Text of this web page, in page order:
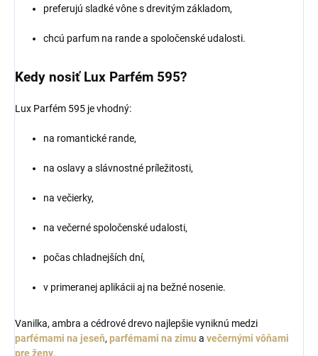
preferujú sladké vône s drevitým základom,
chcú parfum na rande a spoločenské udalosti.
Kedy nosiť Lux Parfém 595?
Lux Parfém 595 je vhodný:
na romantické rande,
na oslavy a slávnostné príležitosti,
na večierky,
na večerné spoločenské udalosti,
počas chladnejších dní,
v primeranej aplikácii aj na bežné nosenie.
Vanilka, ambra a cédrové drevo najlepšie vyniknú medzi
parfémami na jeseň, parfémami na zimu a večernými vôňami
pre ženy.